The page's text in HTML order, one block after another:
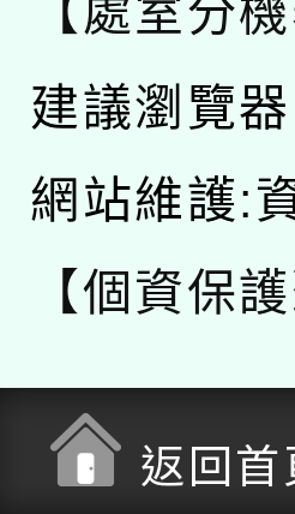
【處室分機
建議瀏覽
網站維護:
【個資保
返回首